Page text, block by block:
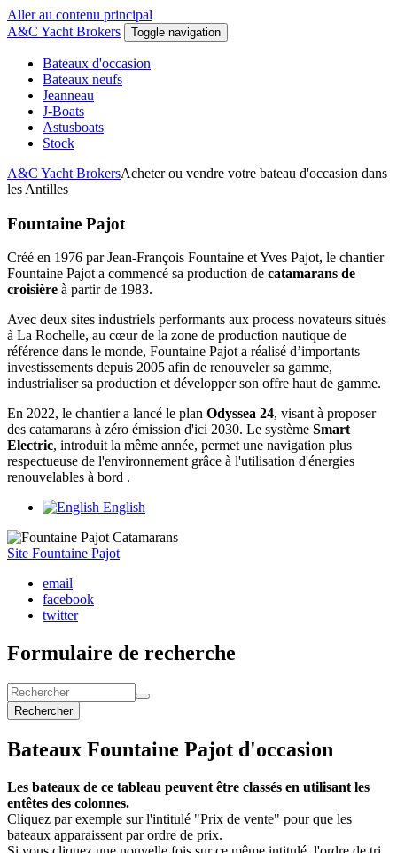
Aller au contenu principal
A&C Yacht Brokers
Toggle navigation
Bateaux d'occasion
Bateaux neufs
Jeanneau
J-Boats
Astusboats
Stock
A&C Yacht BrokersAcheter ou vendre votre bateau d'occasion dans
les Antilles
Fountaine Pajot
Créé en 1976 par Jean-François Fountaine et Yves Pajot, le chantier
Fountaine Pajot a commencé sa production de catamarans de
croisière à partir de 1983.
Avec deux sites industriels performants aux process novateurs situés
à La Rochelle, au cœur de la zone de production nautique de
référence dans le monde, Fountaine Pajot a réalisé d’importants
investissements depuis 2005 afin de renouveler sa gamme,
industrialiser sa production et développer son offre haut de gamme.
En 2022, le chantier a lancé le plan Odyssea 24, visant à proposer
des catamarans à zéro émission d'ici 2030. Le système Smart
Electric, introduit la même année, permet une navigation plus
respectueuse de l'environnement grâce à l'utilisation d'énergies
renouvelables à bord .
English
Site Fountaine Pajot
email
facebook
twitter
Formulaire de recherche
Rechercher
Bateaux Fountaine Pajot d'occasion
Les bateaux de ce tableau peuvent être classés en utilisant les
entêtes des colonnes.
Cliquez par exemple sur l'intitulé "Prix de vente" pour que les
bateaux apparaissent par ordre de prix.